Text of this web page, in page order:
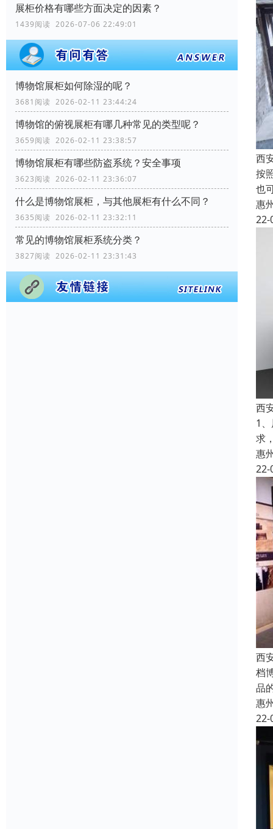
展柜价格有哪些方面决定的因素？
1439阅读 2026-07-06 22:49:01
博物馆展柜如何除湿的呢？
3681阅读 2026-02-11 23:44:24
博物馆的俯视展柜有哪几种常见的类型呢？
3659阅读 2026-02-11 23:38:57
博物馆展柜有哪些防盗系统？安全事项
3623阅读 2026-02-11 23:36:07
什么是博物馆展柜，与其他展柜有什么不同？
3635阅读 2026-02-11 23:32:11
常见的博物馆展柜系统分类？
3827阅读 2026-02-11 23:31:43
西
按
也
惠
22-
西
1
求
惠
22-
西
档
品
惠
22-